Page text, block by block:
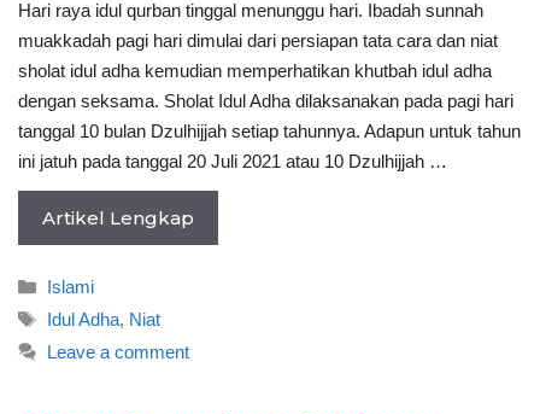
Hari raya idul qurban tinggal menunggu hari. Ibadah sunnah
muakkadah pagi hari dimulai dari persiapan tata cara dan niat
sholat idul adha kemudian memperhatikan khutbah idul adha
dengan seksama. Sholat Idul Adha dilaksanakan pada pagi hari
tanggal 10 bulan Dzulhijjah setiap tahunnya. Adapun untuk tahun
ini jatuh pada tanggal 20 Juli 2021 atau 10 Dzulhijjah …
Artikel Lengkap
Categories
Islami
Tags
Idul Adha, Niat
Leave a comment